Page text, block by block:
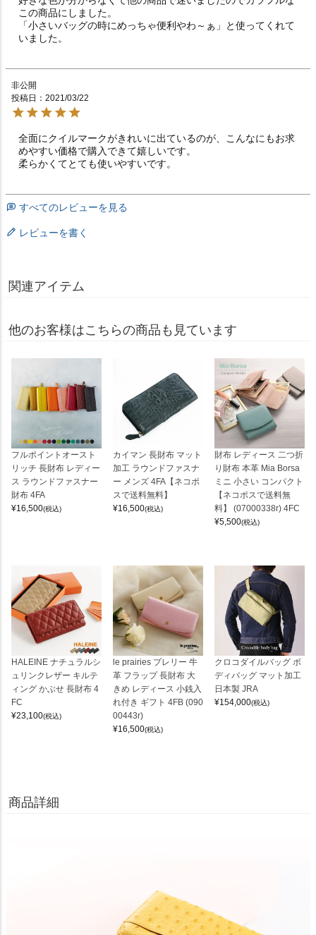
この商品にしました。
「小さいバッグの時にめっちゃ便利やわ～ぁ」と使ってくれて
いました。
非公開
投稿日
2021/03/22
全面にクイルマークがきれいに出ているのが、こんなにもお求
めやすい価格で購入できて嬉しいです。
柔らかくてとても使いやすいです。
すべてのレビューを見る
レビューを書く
関連アイテム
他のお客様はこちらの商品も見ています
フルポイントオースト
リッチ 長財布 レディー
ス ラウンドファスナー
財布 4FA
¥16,500(税込)
カイマン 長財布 マット
加工 ラウンドファスナ
ー メンズ 4FA【ネコポ
スで送料無料】
¥16,500(税込)
財布 レディース 二つ折
り財布 本革 Mia Borsa
ミニ 小さい コンパクト
【ネコポスで送料無
料】 (07000338r) 4FC
¥5,500(税込)
HALEINE ナチュラルシ
ュリンクレザー キルテ
ィング かぶせ 長財布 4
FC
¥23,100(税込)
le prairies プレリー 牛
革 フラップ 長財布 大
きめ レディース 小銭入
れ付き ギフト 4FB (090
00443r)
¥16,500(税込)
クロコダイルバッグ ボ
ディバッグ マット加工
日本製 JRA
¥154,000(税込)
商品詳細